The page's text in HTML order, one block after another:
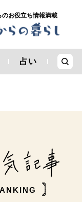
のお役立ち情報満載
占い